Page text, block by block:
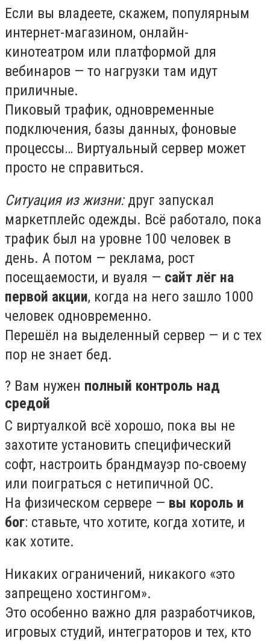
Если вы владеете, скажем, популярным
интернет-магазином, онлайн-
кинотеатром или платформой для
вебинаров — то нагрузки там идут
приличные.
Пиковый трафик, одновременные
подключения, базы данных, фоновые
процессы… Виртуальный сервер может
просто не справиться.
Ситуация из жизни:друг запускал
маркетплейс одежды. Всё работало, пока
трафик был на уровне 100 человек в
день. А потом — реклама, рост
посещаемости, и вуаля — сайт лёг на
первой акции, когда на него зашло 1000
человек одновременно.
Перешёл на выделенный сервер — и с тех
пор не знает бед.
? Вам нужен полный контроль над
средой
С виртуалкой всё хорошо, пока вы не
захотите установить специфический
софт, настроить брандмауэр по-своему
или поиграться с нетипичной ОС.
На физическом сервере — вы король и
бог: ставьте, что хотите, когда хотите, и
как хотите.
Никаких ограничений, никакого «это
запрещено хостингом».
Это особенно важно для разработчиков,
игровых студий, интеграторов и тех, кто